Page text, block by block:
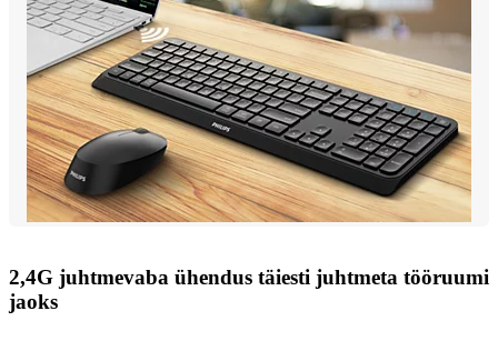
2,4G juhtmevaba ühendus täiesti juhtmeta tööruumi
jaoks